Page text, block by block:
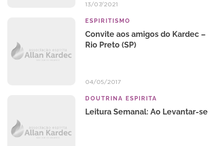
13/07/2021
ESPIRITISMO
Convite aos amigos do Kardec –
Rio Preto (SP)
04/05/2017
DOUTRINA ESPIRITA
Leitura Semanal: Ao Levantar-se